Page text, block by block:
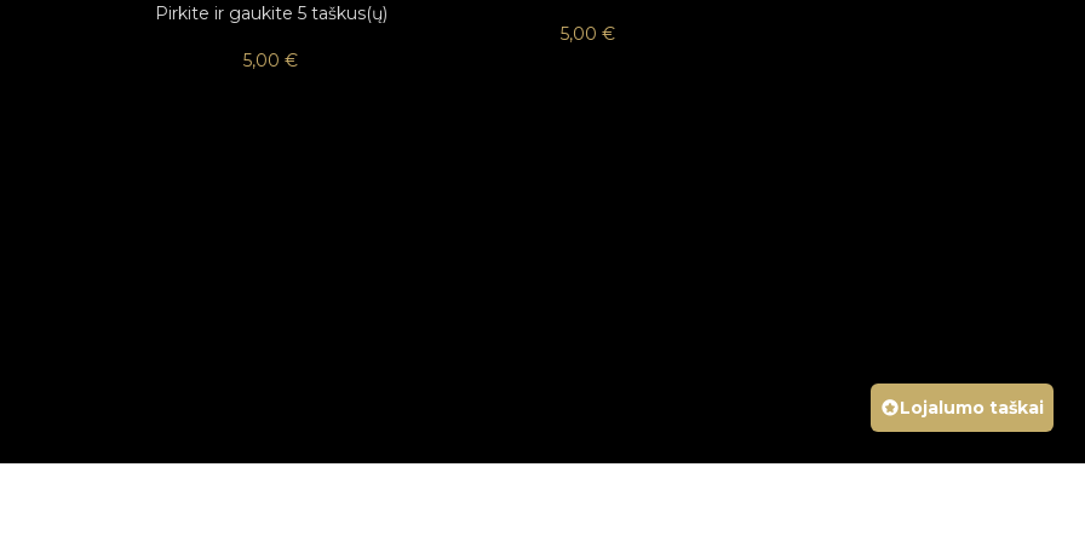
Pirkite ir gaukite 5 taškus(ų)
5,00€
5,00€
Lojalumo taškai